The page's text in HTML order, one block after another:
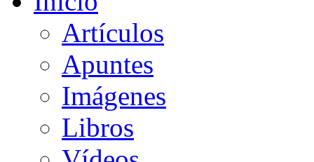
Artículos
Apuntes
Imágenes
Libros